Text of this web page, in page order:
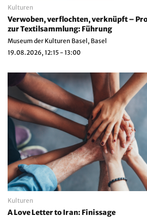
Kulturen
Verwoben, verflochten, verknüpft –
zur Textilsammlung: Führung
Museum der Kulturen Basel, Basel
19.08.2026, 12:15 - 13:00
Kulturen
A Love Letter to Iran: Finissage